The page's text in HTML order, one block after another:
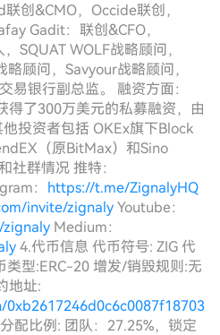
创&CMO，Occide联创，
Gadit：联创&CFO，
SQUAT WOLF战略顾问，
顾问，Savyour战略顾问，
易银行副总监。 融资方面：
得了300万美元的私募融资，由
投资者包括 OKEx旗下Block
（原BitMax）和Sino
社群情况 推特：
： https://t.me/ZignalyHQ
invite/zignaly Youtube：
zignaly Medium：
4.代币信息 代币符号: ZIG 代
类型:ERC-20 增发/销毁规则:无
地址:
配比例: 团队：27.25%，锁定